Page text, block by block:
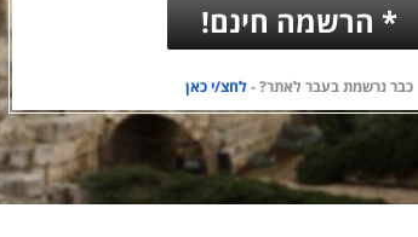
* הרשמה חינם!
כבר נרשמת בעבר לאתר? -לחצ/י כאן